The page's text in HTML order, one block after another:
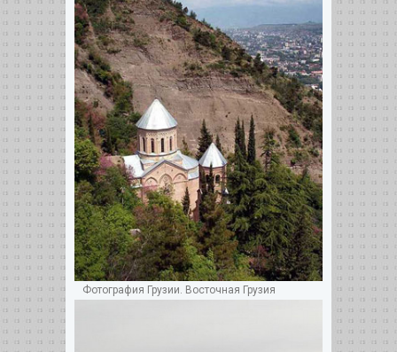
Фотография Грузии. Восточная Грузия